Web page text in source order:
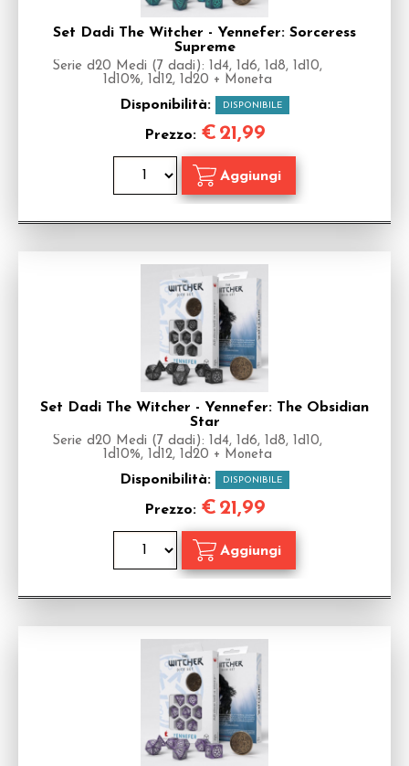
Set Dadi The Witcher - Yennefer: Sorceress
Supreme
Serie d20 Medi (7 dadi): 1d4, 1d6, 1d8, 1d10,
1d10%, 1d12, 1d20 + Moneta
Disponibilità: DISPONIBILE
Prezzo: € 21,99
Set Dadi The Witcher - Yennefer: The Obsidian
Star
Serie d20 Medi (7 dadi): 1d4, 1d6, 1d8, 1d10,
1d10%, 1d12, 1d20 + Moneta
Disponibilità: DISPONIBILE
Prezzo: € 21,99